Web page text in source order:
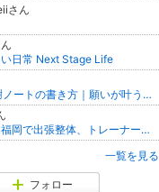
さん
日常 Next Stage Life
【1日3分】感謝ノートの書き方｜願いが叶う毎日の習慣と秘訣
健康をテーマに福岡で出張整体、トレーナーで活動中！
一覧を見る
フォロー